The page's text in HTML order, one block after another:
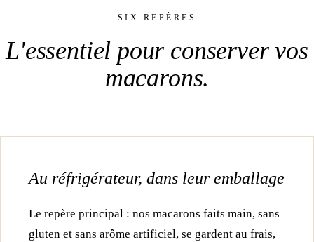
SIX REPÈRES
L'essentiel pour conserver vos
macarons.
Au réfrigérateur, dans leur emballage
Le repère principal : nos macarons faits main, sans
gluten et sans arôme artificiel, se gardent au frais,